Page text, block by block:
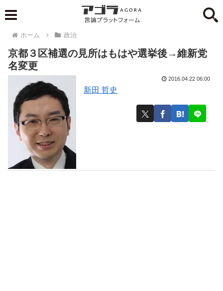
ホーム 政治
京都３区補選の見所はもはや選挙後→維新党
名変更
新田 哲史
2016.04.22 06:00